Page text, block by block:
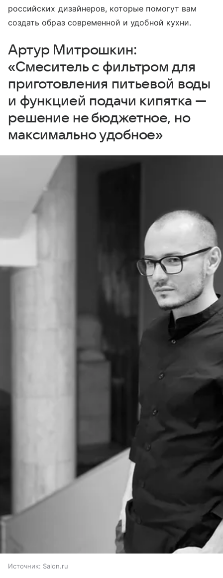
российских дизайнеров, которые помогут вам
создать образ современной и удобной кухни.
Артур Митрошкин:
«Смеситель с фильтром для
приготовления питьевой воды
и функцией подачи кипятка —
решение не бюджетное, но
максимально удобное»
Источник: Salon.ru